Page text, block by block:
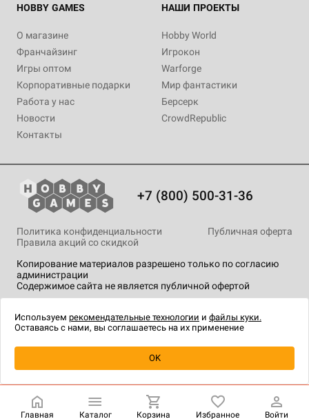
Уведомить о наличии
HOBBY GAMES
О магазине
Франчайзинг
Игры оптом
Корпоративные подарки
Работа у нас
Новости
Контакты
НАШИ ПРОЕКТЫ
Hobby World
Игрокон
Warforge
Мир фантастики
Берсерк
CrowdRepublic
+7 (800) 500-31-36
Копирование материалов разрешено только по согласию
администрации
Содержимое сайта не является публичной офертой
Политика конфиденциальности
Публичная оферта
Правила акций со скидкой
технологии.
Главная Каталог Корзина Избранное Войти
Используем рекомендательные технологии и файлы куки.
Оставаясь с нами, вы соглашаетесь на их применение
OK